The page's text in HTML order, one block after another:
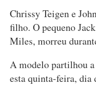
Chrissy Teigen e
filho. O pequeno
Miles, morreu
A modelo partilhou
esta quinta-feira, dia